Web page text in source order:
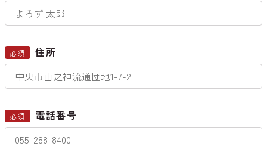
必須 住所
必須 電話番号